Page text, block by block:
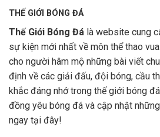
THẾ GIỚI BÓNG ĐÁ
Thế Giới Bóng Đá là website cung
sự kiện mới nhất về môn thể thao
cho người hâm mộ những bài viết
định về các giải đấu, đội bóng, cầu
khắc đáng nhớ trong thế giới bóng
đồng yêu bóng đá và cập nhật
ngay tại đây!